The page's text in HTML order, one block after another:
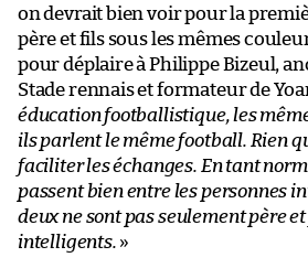
on devrait bien voir pour la
père et fils sous les mêmes
pour déplaire à Philippe Bizeul,
Stade rennais et formateur de
éducation footballistique, les
ils parlent le même football. Rien
faciliter les échanges. En tant
passent bien entre les personnes
deux ne sont pas seulement père
intelligents. »